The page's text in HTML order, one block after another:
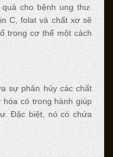
cho bệnh ung thư.
C, folat và chất xơ sẽ
trong cơ thể một cách
sự phân hủy các chất
có trong hành giúp
Đặc biệt, nó có chứa